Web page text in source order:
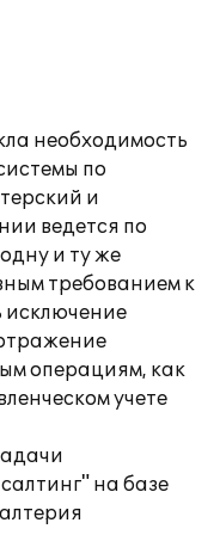
необходимость
по
и
ведется по
и ту же
требованием к
исключение
операциям, как
учете
на базе